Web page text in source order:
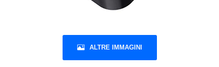
ALTRE IMMAGINI